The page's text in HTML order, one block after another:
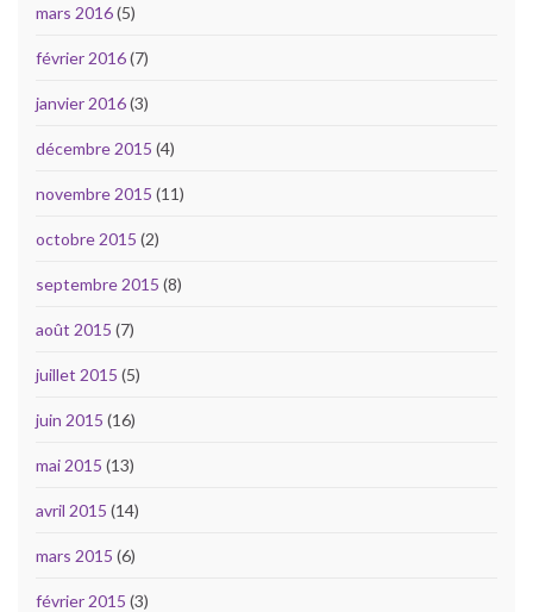
mars 2016(5)
février 2016(7)
janvier 2016(3)
décembre 2015 (4)
novembre 2015 (11)
octobre 2015 (2)
septembre 2015 (8)
août 2015 (7)
juillet 2015 (5)
juin 2015 (16)
mai 2015 (13)
avril 2015 (14)
mars 2015 (6)
février 2015 (3)